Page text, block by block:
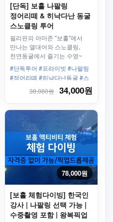
[단독] 보홀 나팔링
정어리떼 & 히낙다난 동굴
스노클링 투어
필리핀의 아마존 "보홀"에서
만나는 열대어와 스노클링,
천연동굴에서 즐기는 수영~
나팔링, 히낙다난 동굴
스노클링(호텔픽업드롭,
열대어, 정어리, 히든스팟,
프리다이빙 포인트)
#단독투어 #프라이빗 #나팔링
#정어리떼 #히낙다난동굴 #스
노클링 #열대어 #프리다이빙스
38,080원 34,000원
78,000원
[보홀 체험다이빙] 한국인
강사 | 나팔링 선택 가능 |
수중촬영 포함 | 왕복픽업